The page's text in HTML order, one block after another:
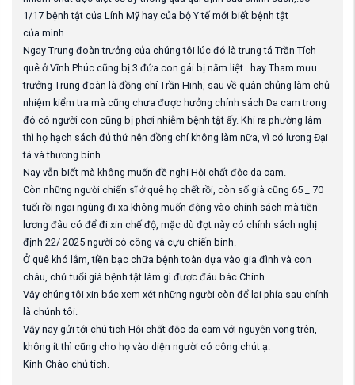
1/17 bệnh tật của Lính Mỹ hay của bộ Y tế mới biết bệnh tật
của.mình.
Ngay Trung đoàn trưởng của chúng tôi lúc đó là trung tá Trần Tích
quê ở Vĩnh Phúc cũng bị 3 đứa con gái bị nằm liệt.. hay Tham mưu
trưởng Trung đoàn là đồng chí Trần Hinh, sau về quân chủng làm chủ
nhiệm kiểm tra mà cũng chưa được hưởng chính sách Da cam trong
đó có người con cũng bị phơi nhiễm bệnh tật ấy. Khi ra phường làm
thì họ hạch sách đủ thứ nên đồng chí không làm nữa, vì có lương Đại
tá và thương binh.
Nay vẫn biết mà không muốn đề nghị Hội chất độc da cam.
Còn những người chiến sĩ ở quê họ chết rồi, còn số già cũng 65 _ 70
tuổi rồi ngại ngùng đi xa không muốn động vào chính sách mà tiền
lương đâu có để đi xin chế độ, mặc dù đợt này có chính sách nghị
định 22/ 2025 người có công và cựu chiến binh.
Ở quê khó lắm, tiền bạc chữa bệnh toàn dựa vào gia đình và con
cháu, chứ tuổi già bệnh tật làm gì được đâu.bác Chính..
Vậy chúng tôi xin bác xem xét những người còn để lại phía sau chính
là chúnh tôi.
Vậy nay gửi tới chú tịch Hội chất độc da cam với nguyện vọng trên,
không ít thì cũng cho họ vào diện người có công chút ạ.
Kính Chào chủ tích.